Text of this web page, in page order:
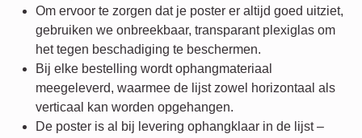
Om ervoor te zorgen dat je poster er altijd goed uitziet,
gebruiken we onbreekbaar, transparant plexiglas om
het tegen beschadiging te beschermen.
Bij elke bestelling wordt ophangmateriaal
meegeleverd, waarmee de lijst zowel horizontaal als
verticaal kan worden opgehangen.
De poster is al bij levering ophangklaar in de lijst –